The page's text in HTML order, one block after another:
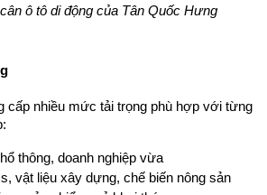
ô tô di động của Tân Quốc Hưng
cấp nhiều mức tải trọng phù hợp với từng
thông, doanh nghiệp vừa
vật liệu xây dựng, chế biến nông sản